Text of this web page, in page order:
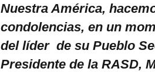
Nuestra América,
condolencias, en un
del líder de su Pueblo
Presidente de la RASD,